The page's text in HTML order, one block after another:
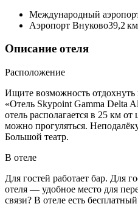
Международный
Аэропорт Внуково39,2 км
Описание отеля
Расположение
Ищите возможность отдохнуть
«Отель Skypoint Gamma Delta
отель располагается в 25 км
можно прогуляться.
Большой театр.
В отеле
Для гостей работает бар. Для
отеля — удобное место для
связи? В отеле есть